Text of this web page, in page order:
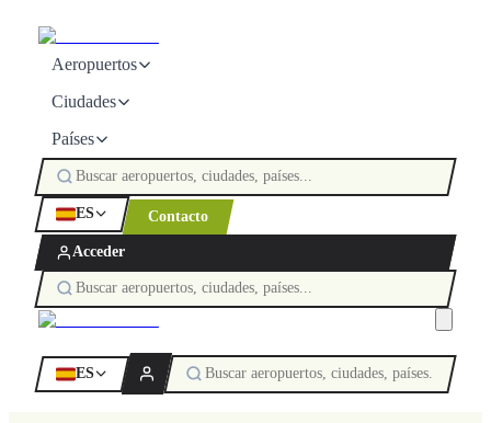
Aeropuertos
Ciudades
Países
ES Contacto
Acceder
ES